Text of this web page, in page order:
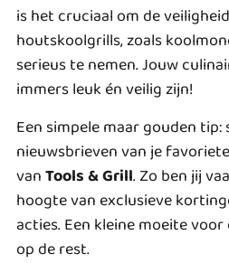
is het cruciaal om de
houtskoolgrills, zoals
serieus te nemen. Jouw
immers leuk én veilig zijn!
Een simpele maar gouden
nieuwsbrieven van je
vanTools & Grill. Zo ben jij
hoogte van exclusieve
acties. Een kleine moeite
op de rest.